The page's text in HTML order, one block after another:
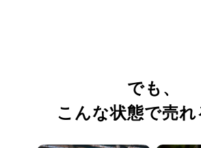
でも、
こんな状態で売れ